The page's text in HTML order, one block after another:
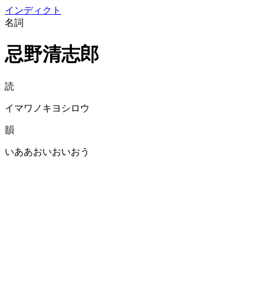
インディクト
名詞
忌野清志郎
読
イマワノキヨシロウ
韻
いああおいおいおう